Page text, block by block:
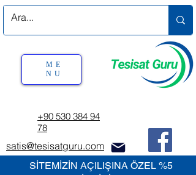
SİTEMİZİN AÇILIŞINA ÖZEL %5
+90 530 384 94
78
satis@tesisatguru.com
ME
NU